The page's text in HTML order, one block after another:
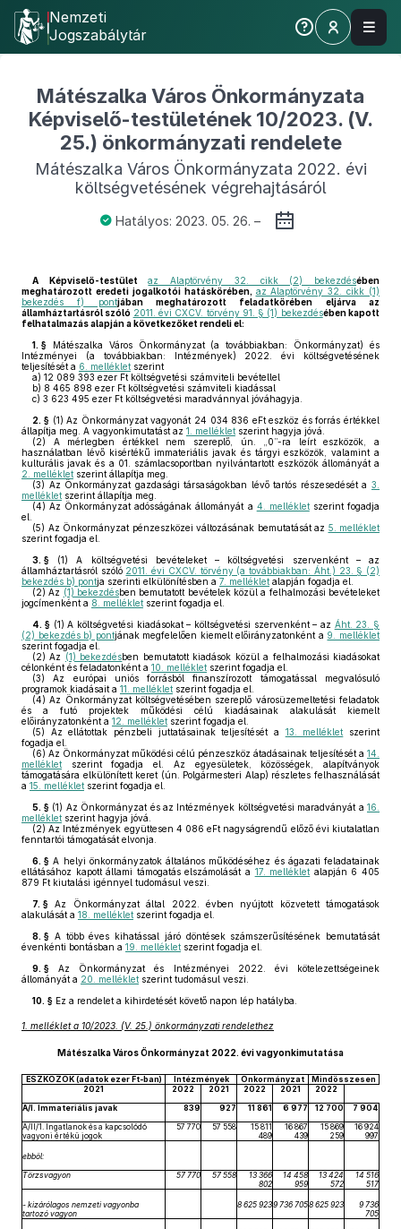
Nemzeti
Jogszabálytár
Mátészalka Város Önkormányzata
Képviselő-testületének 10/2023. (V.
25.) önkormányzati rendelete
Mátészalka Város Önkormányzata 2022. évi
költségvetésének végrehajtásáról
Hatályos: 2023. 05. 26. –
A Képviselő-testületaz Alaptörvény 32. cikk (2) bekezdésében
meghatározott eredeti jogalkotói hatáskörében, az Alaptörvény 32. cikk (1)
bekezdés f) pontjában meghatározott feladatkörében eljárva az
államháztartásról szóló 2011. évi CXCV. törvény 91. § (1) bekezdésében kapott
felhatalmazás alapján a következőket rendeli el:
1. § Mátészalka Város Önkormányzat (a továbbiakban: Önkormányzat) és
Intézményei (a továbbiakban: Intézmények) 2022. évi költségvetésének
teljesítését a 6. melléklet szerint
a) 12 089 393 ezer Ft költségvetési számviteli bevétellel
b) 8 465 898 ezer Ft költségvetési számviteli kiadással
c) 3 623 495 ezer Ft költségvetési maradvánnyal jóváhagyja.
2. § (1) Az Önkormányzat vagyonát 24 034 836 eFt eszköz és forrás értékkel
állapítja meg. A vagyonkimutatást az 1. melléklet szerint hagyja jóvá.
(2) A mérlegben értékkel nem szereplő, ún. „0”-ra leírt eszközök, a
használatban lévő kisértékű immateriális javak és tárgyi eszközök, valamint a
kulturális javak és a 01. számlacsoportban nyilvántartott eszközök állományát a
2. melléklet szerint állapítja meg.
(3) Az Önkormányzat gazdasági társaságokban lévő tartós részesedését a 3.
melléklet szerint állapítja meg.
(4) Az Önkormányzat adósságának állományát a 4. mellékletszerint fogadja
el.
(5) Az Önkormányzat pénzeszközei változásának bemutatását az 5. melléklet
szerint fogadja el.
3. § (1)
A költségvetési bevételeket – költségvetési szervenként – az
államháztartásról szóló 2011. évi CXCV. törvény (a továbbiakban: Áht.) 23. § (2)
bekezdés b) pontja szerinti elkülönítésben a 7. melléklet alapján fogadja el.
(2) Az (1) bekezdésben bemutatott bevételek közül a felhalmozási bevételeket
jogcímenként a 8. melléklet szerint fogadja el.
4. § (1) A költségvetési kiadásokat – költségvetési szervenként – az Áht. 23. §
(2) bekezdés b) pontjának megfelelően kiemelt előirányzatonként a 9. melléklet
szerint fogadja el.
(2) Az (1) bekezdésben bemutatott kiadások közül a felhalmozási kiadásokat
célonként és feladatonként a 10. melléklet szerint fogadja el.
(3) Az európai uniós forrásból finanszírozott támogatással megvalósuló
programok kiadásait a 11. melléklet szerint fogadja el.
(4) Az Önkormányzat költségvetésében szereplő városüzemeltetési feladatok
és a futó projektek működési célú kiadásainak alakulását kiemelt
előirányzatonként a 12. melléklet szerint fogadja el.
(5) Az ellátottak pénzbeli juttatásainak teljesítését a 13. melléklet szerint
fogadja el.
(6) Az Önkormányzat működési célú pénzeszköz átadásainak teljesítését a 14.
melléklet szerint fogadja el. Az egyesületek, közösségek, alapítványok
támogatására elkülönített keret (ún. Polgármesteri Alap) részletes felhasználását
a 15. melléklet szerint fogadja el.
5. § (1) Az Önkormányzat és az Intézmények költségvetési maradványát a16.
melléklet szerint hagyja jóvá.
(2) Az Intézmények együttesen 4 086 eFt nagyságrendű előző évi kiutalatlan
fenntartói támogatását elvonja.
6. § A helyi önkormányzatok általános működéséhez és ágazati feladatainak
ellátásához kapott állami támogatás elszámolását a 17. melléklet alapján 6 405
879 Ft kiutalási igénnyel tudomásul veszi.
7. § Az Önkormányzat által 2022. évben nyújtott közvetett támogatások
alakulását a 18. melléklet szerint fogadja el.
8. § A több éves kihatással járó döntések számszerűsítésének bemutatását
évenkénti bontásban a 19. melléklet szerint fogadja el.
9. § Az Önkormányzat és Intézményei 2022. évi kötelezettségeinek
állományát a 20. melléklet szerint tudomásul veszi.
10. § Ez a rendelet a kihirdetését követő napon lép hatályba.
1. melléklet a 10/2023. (V. 25.) önkormányzati rendelethez
Mátészalka Város Önkormányzat 2022. évi vagyonkimutatása
ESZKÖZÖK (adatok ezer Ft-ban) Intézmények Önkormányzat
Mindösszesen
2021
2022 2021 2022 2021 2022
A/I. Immateriális javak 839 927 11 861 6 977 12 700 7 904
A/II/1. Ingatlanok és a kapcsolódó
vagyoni értékű jogok
57 770 57 558
15 811
489
16 867
439
15 869
259
16 924
997
ebből:
Törzsvagyon 57 770 57 558
13 366
802
14 458
959
13 424
572
14 516
517
- kizárólagos nemzeti vagyonba
tartozó vagyon
8 625 9239 736 7058 625 923
9 736
705